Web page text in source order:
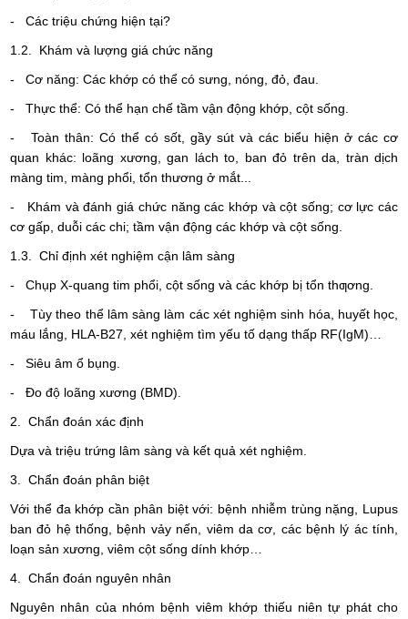
- Các triệu chứng hiện tại?
1.2. Khám và lượng giá chức năng
- Cơ năng: Các khớp có thể có sưng, nóng, đỏ, đau.
- Thực thể: Có thể hạn chế tầm vận động khớp, cột sống.
- Toàn thân: Có thể có sốt, gầy sút và các biểu hiện ở các cơ
quan khác: loãng xương, gan lách to, ban đỏ trên da, tràn dịch
màng tim, màng phổi, tổn thương ở mắt...
- Khám và đánh giá chức năng các khớp và cột sống; cơ lực các
cơ gấp, duỗi các chi; tầm vận động các khớp và cột sống.
1.3. Chỉ định xét nghiệm cận lâm sàng
- Chụp X-quang tim phổi, cột sống và các khớp bị tổn thƣơng.
- Tùy theo thể lâm sàng làm các xét nghiệm sinh hóa, huyết học,
máu lắng, HLA-B27, xét nghiệm tìm yếu tố dạng thấp RF(IgM)…
- Siêu âm ổ bụng.
- Đo độ loãng xương (BMD).
2. Chẩn đoán xác định
Dựa và triệu trứng lâm sàng và kết quả xét nghiệm.
3. Chẩn đoán phân biệt
Với thể đa khớp cần phân biệt với: bệnh nhiễm trùng nặng, Lupus
ban đỏ hệ thống, bệnh vảy nến, viêm da cơ, các bệnh lý ác tính,
loạn sản xương, viêm cột sống dính khớp…
4. Chẩn đoán nguyên nhân
Nguyên nhân của nhóm bệnh viêm khớp thiếu niên tự phát cho